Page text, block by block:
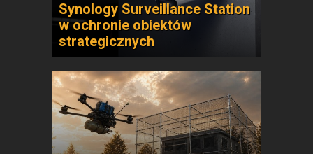
Synology Surveillance Station
w ochronie obiektów
strategicznych